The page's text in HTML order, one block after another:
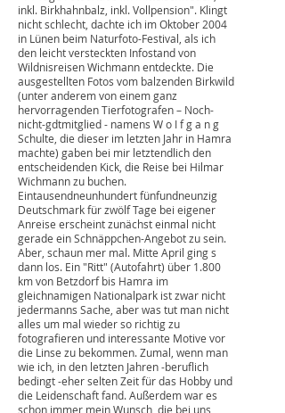
Birkhahnbalz im Hamra-Nationalpark in
Mittelschweden
Ein Rückblick von Ingo Gerlach GDT.
erstmals in 1984 im GDT-
Mitgliedermagazin veröffentlicht.
"14 Tage Fotourlaub im Mittelschweden,
inkl. Birkhahnbalz, inkl. Vollpension". Klingt
nicht schlecht, dachte ich im Oktober 2004
in Lünen beim Naturfoto-Festival, als ich
den leicht versteckten Infostand von
Wildnisreisen Wichmann entdeckte. Die
ausgestellten Fotos vom balzenden Birkwild
(unter anderem von einem ganz
hervorragenden Tierfotografen – Noch-
nicht-gdtmitglied - namens W o I f g a n g
Schulte, die dieser im letzten Jahr in Hamra
machte) gaben bei mir letztendlich den
entscheidenden Kick, die Reise bei Hilmar
Wichmann zu buchen.
Eintausendneunhundert fünfundneunzig
Deutschmark für zwölf Tage bei eigener
Anreise erscheint zunächst einmal nicht
gerade ein Schnäppchen-Angebot zu sein.
Aber, schaun mer mal. Mitte April ging s
dann los. Ein "Ritt" (Autofahrt) über 1.800
km von Betzdorf bis Hamra im
gleichnamigen Nationalpark ist zwar nicht
jedermanns Sache, aber was tut man nicht